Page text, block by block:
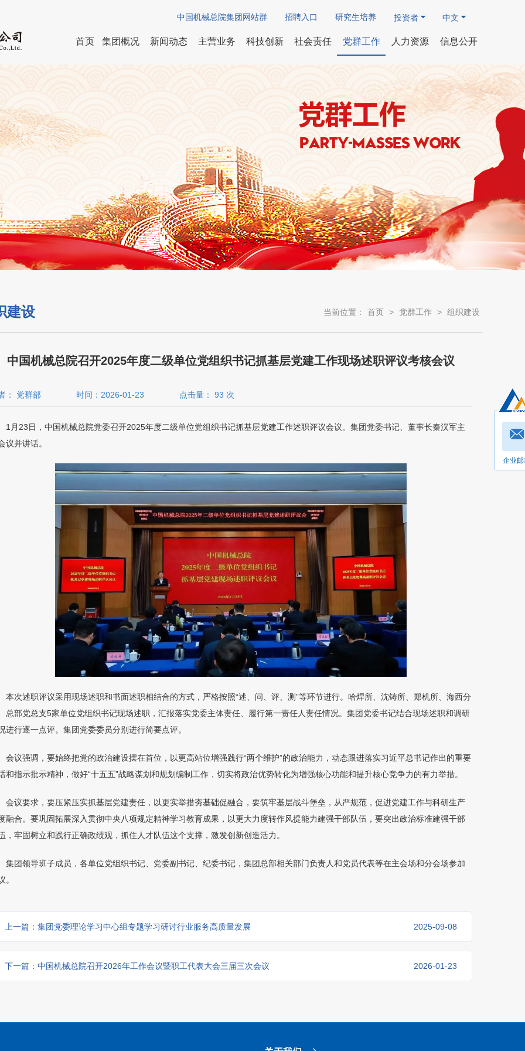
中国机械总院集团网站群 招聘入口 研究生培养 投资者 中文
首页 集团概况
董事会
资质荣誉
企业文化 发展历程
联系我们
新闻动态
专题专栏
主营业务
技术服务
科技创新
研究成果
软件著作权 发表论文
认证机构 检测中心
创新平台 国际合作
出版刊物
社会责任 党群工作
廉政法规
人力资源
人才招聘公告
信息公开
人事薪酬事项
重要财务信息 其他公开信息
建设 当前位置： 首页 > 党群工作 > 组织建设
中国机械总院召开2025年度二级单位党组织书记抓基层党建工作现场述职评议考核会议
： 党群部 时间：2026-01-23 点击量： 93 次
1月23日，中国机械总院党委召开2025年度二级单位党组织书记抓基层党建工作述职评议会议。集团党委书记、董事长秦汉军主
议并讲话。
本次述职评议采用现场述职和书面述职相结合的方式，严格按照“述、问、评、测”等环节进行。哈焊所、沈铸所、郑机所、海西分
总部党总支5家单位党组织书记现场述职，汇报落实党委主体责任、履行第一责任人责任情况。集团党委书记结合现场述职和调研
进行逐一点评。集团党委委员分别进行简要点评。
会议强调，要始终把党的政治建设摆在首位，以更高站位增强践行“两个维护”的政治能力，动态跟进落实习近平总书记作出的重要
和指示批示精神，做好“十五五”战略谋划和规划编制工作，切实将政治优势转化为增强核心功能和提升核心竞争力的有力举措。
会议要求，要压紧压实抓基层党建责任，以更实举措夯基础促融合，要筑牢基层战斗堡垒，从严规范，促进党建工作与科研生产
融合。要巩固拓展深入贯彻中央八项规定精神学习教育成果，以更大力度转作风提能力建强干部队伍，要突出政治标准建强干部
，牢固树立和践行正确政绩观，抓住人才队伍这个支撑，激发创新创造活力。
集团领导班子成员，各单位党组织书记、党委副书记、纪委书记，集团总部相关部门负责人和党员代表等在主会场和分会场参加
。
上一篇：集团党委理论学习中心组专题学习研讨行业服务高质量发展 2025-09-08
下一篇：中国机械总院召开2026年工作会议暨职工代表大会三届三次会议 2026-01-23
企业